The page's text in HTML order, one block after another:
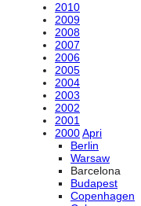
2010
2009
2008
2007
2006
2005
2004
2003
2002
2001
2000Apri
Berlin
Warsaw
Barcelona
Budapest
Copenhagen